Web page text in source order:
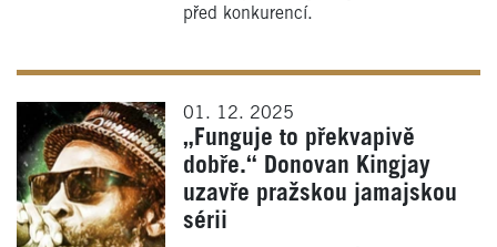
před konkurencí.
01. 12. 2025
„Funguje to překvapivě
dobře.“ Donovan Kingjay
uzavře pražskou jamajskou
sérii